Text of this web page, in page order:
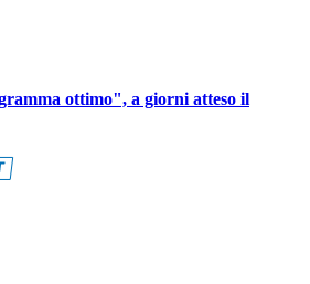
ottimo", a giorni atteso il